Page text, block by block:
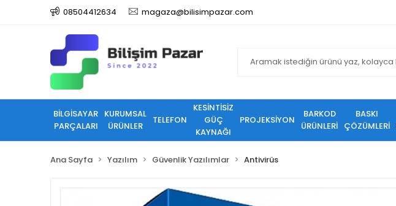
08504412634 magaza@bilisimpazar.com
BİLGİSAYAR
PARÇALARI
KURUMSAL
ÜRÜNLER
TELEFON
KESİNTİSİZ
GÜÇ
KAYNAĞI
PROJEKSİYON
BARKOD
ÜRÜNLERİ
BASKI
ÇÖZÜMLERİ
Ana Sayfa Yazılım Güvenlik Yazılımlar Antivirüs